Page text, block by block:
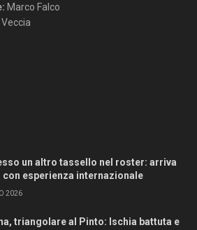
Marco Falco
un altro tassello nel roster: arriva
con esperienza internazionale
2026
triangolare al Pinto: Ischia battuta e